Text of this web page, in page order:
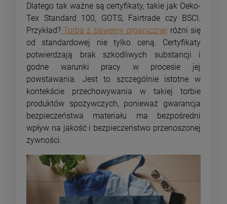
Dlatego tak ważne są certyfikaty, takie jak Oeko-
Tex Standard 100, GOTS, Fairtrade czy BSCI.
Przykład? Torba z bawełny organicznej różni się
od standardowej nie tylko ceną. Certyfikaty
potwierdzają brak szkodliwych substancji i
godne warunki pracy w procesie jej
powstawania. Jest to szczególnie istotne w
kontekście przechowywania w takiej torbie
produktów spożywczych, ponieważ gwarancja
bezpieczeństwa materiału ma bezpośredni
wpływ na jakość i bezpieczeństwo przenoszonej
żywności.